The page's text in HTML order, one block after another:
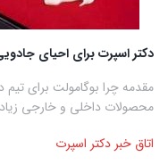
دکتر اسپرت برای احیای
مقدمه چرا بوگامولت برای
محصولات داخلی و خارجی
اتاق خبر دکتر اسپرت